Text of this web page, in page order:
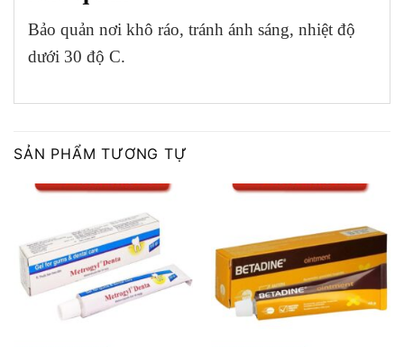
Bảo quản nơi khô ráo, tránh ánh sáng, nhiệt độ
dưới 30 độ C.
SẢN PHẨM TƯƠNG TỰ